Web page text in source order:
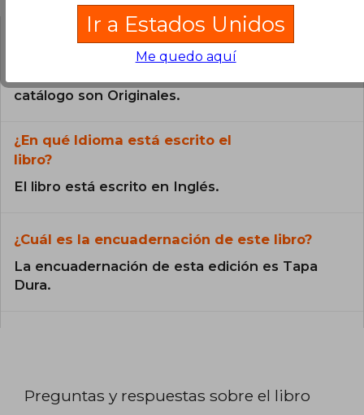
¿El libro es original?
catálogo son Originales.
¿En qué Idioma está escrito el
libro?
El libro está escrito en Inglés.
¿Cuál es la encuadernación de este libro?
La encuadernación de esta edición es Tapa
Dura.
Preguntas y respuestas sobre el libro
Ir a Estados Unidos
Me quedo aquí